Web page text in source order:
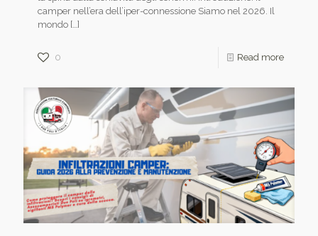
camper nell’era dell’iper-connessione Siamo nel 2026. Il
mondo […]
0 Read more